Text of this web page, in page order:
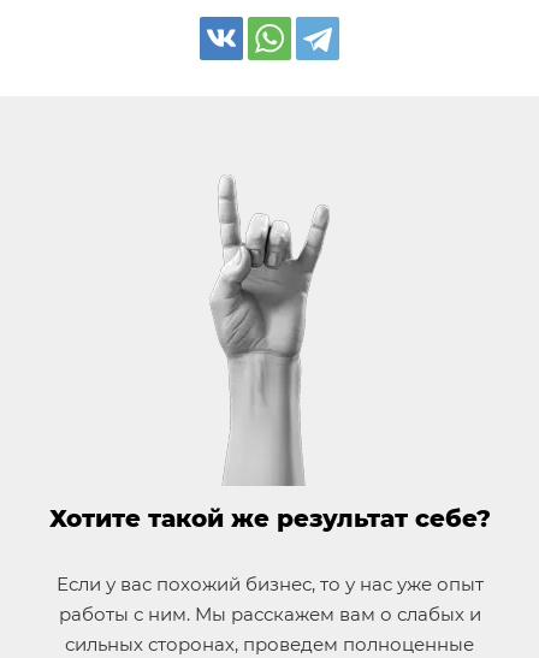
Хотите такой же результат себе?
Если у вас похожий бизнес, то у нас уже опыт
работы с ним. Мы расскажем вам о слабых и
сильных сторонах, проведем полноценные